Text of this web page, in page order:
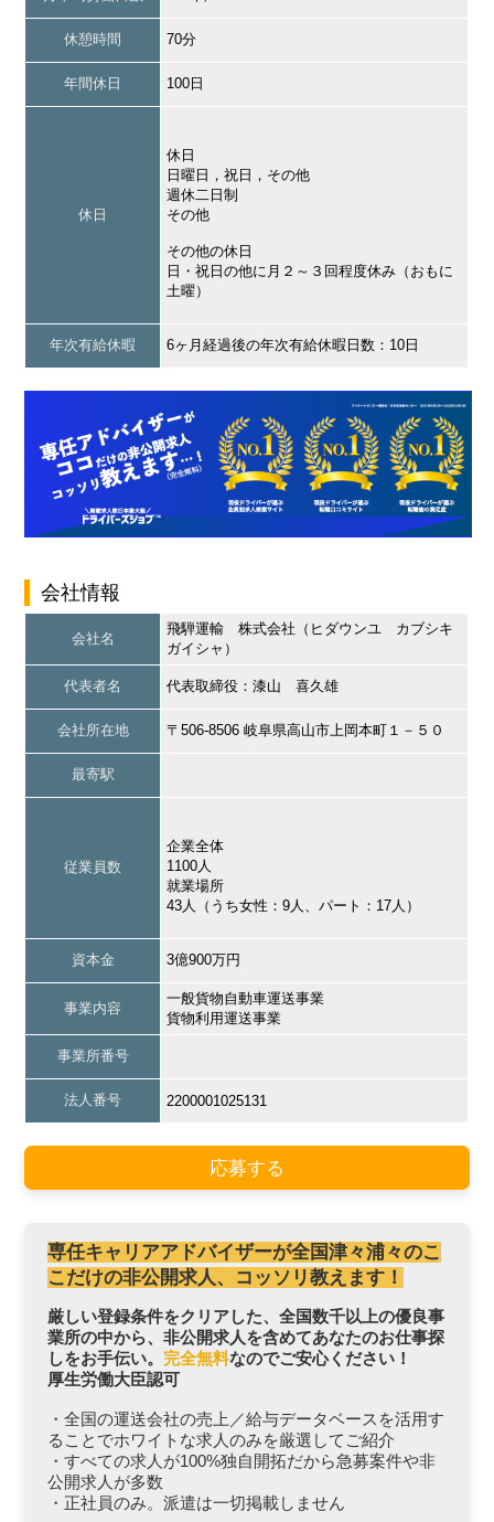
休憩時間 70分
年間休日 100日
休日
休日
日曜日，祝日，その他
週休二日制
その他
その他の休日
日・祝日の他に月２～３回程度休み（おもに
土曜）
年次有給休暇 6ヶ月経過後の年次有給休暇日数：10日
会社情報
会社名
飛騨運輸 株式会社（ヒダウンユ カブシキ
ガイシャ）
代表者名 代表取締役：漆山 喜久雄
会社所在地 〒506-8506 岐阜県高山市上岡本町１－５０
最寄駅
従業員数
企業全体
1100人
就業場所
43人（うち女性：9人、パート：17人）
資本金 3億900万円
事業内容
一般貨物自動車運送事業
貨物利用運送事業
事業所番号
法人番号 2200001025131
応募する
専任キャリアアドバイザーが全国津々浦々のこ
こだけの非公開求人、コッソリ教えます！
厳しい登録条件をクリアした、全国数千以上の優良事
業所の中から、非公開求人を含めてあなたのお仕事探
しをお手伝い。 完全無料なのでご安心ください！
厚生労働大臣認可
・全国の運送会社の売上／給与データベースを活用す
ることでホワイトな求人のみを厳選してご紹介
・すべての求人が100%独自開拓だから急募案件や非
公開求人が多数
・正社員のみ。派遣は一切掲載しません